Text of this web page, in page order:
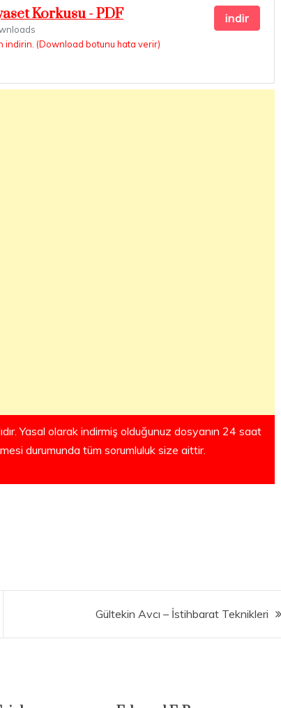
Korkusu - PDF
indirin. (Download botunu hata verir)
indir
Yasal olarak indirmiş olduğunuz dosyanın 24 saat
durumunda tüm sorumluluk size aittir.
Gültekin Avcı – İstihbarat Teknikleri